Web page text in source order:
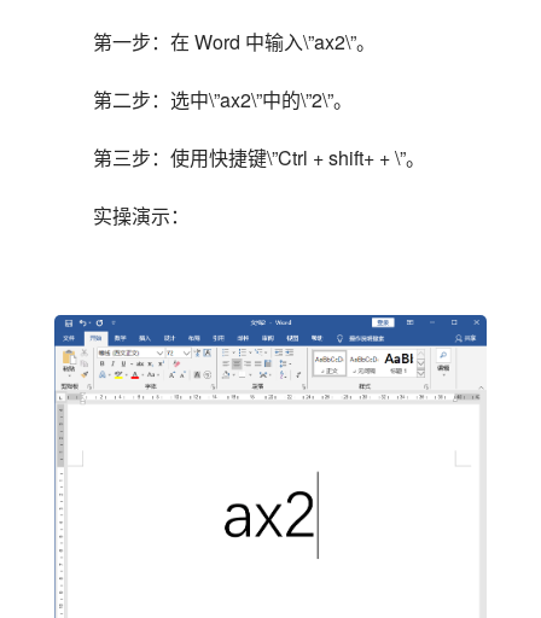
第一步：在 Word 中输入\”ax2\”。
第二步：选中\”ax2\”中的\”2\”。
第三步：使用快捷键\”Ctrl + shift+ + \”。
实操演示：